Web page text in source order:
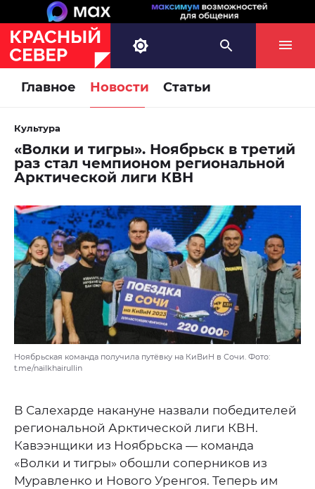
Главное Новости Статьи
Культура
«Волки и тигры». Ноябрьск в третий
раз стал чемпионом региональной
Арктической лиги КВН
Ноябрьская команда получила путёвку на КиВиН в Сочи. Фото:
t.me/nailkhairullin
В Салехарде накануне назвали победителей
региональной Арктической лиги КВН.
Кавээнщики из Ноябрьска — команда
«Волки и тигры» обошли соперников из
Муравленко и Нового Уренгоя. Теперь им